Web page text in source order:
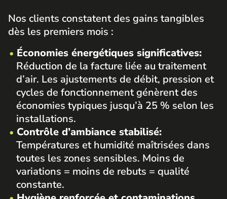
Nos clients constatent des gains tangibles
dès les premiers mois :
Économies énergétiques significatives:
Réduction de la facture liée au traitement
d’air. Les ajustements de débit, pression et
cycles de fonctionnement génèrent des
économies typiques jusqu’à 25 % selon les
installations.
Contrôle d’ambiance stabilisé:
Températures et humidité maîtrisées dans
toutes les zones sensibles. Moins de
variations = moins de rebuts = qualité
constante.